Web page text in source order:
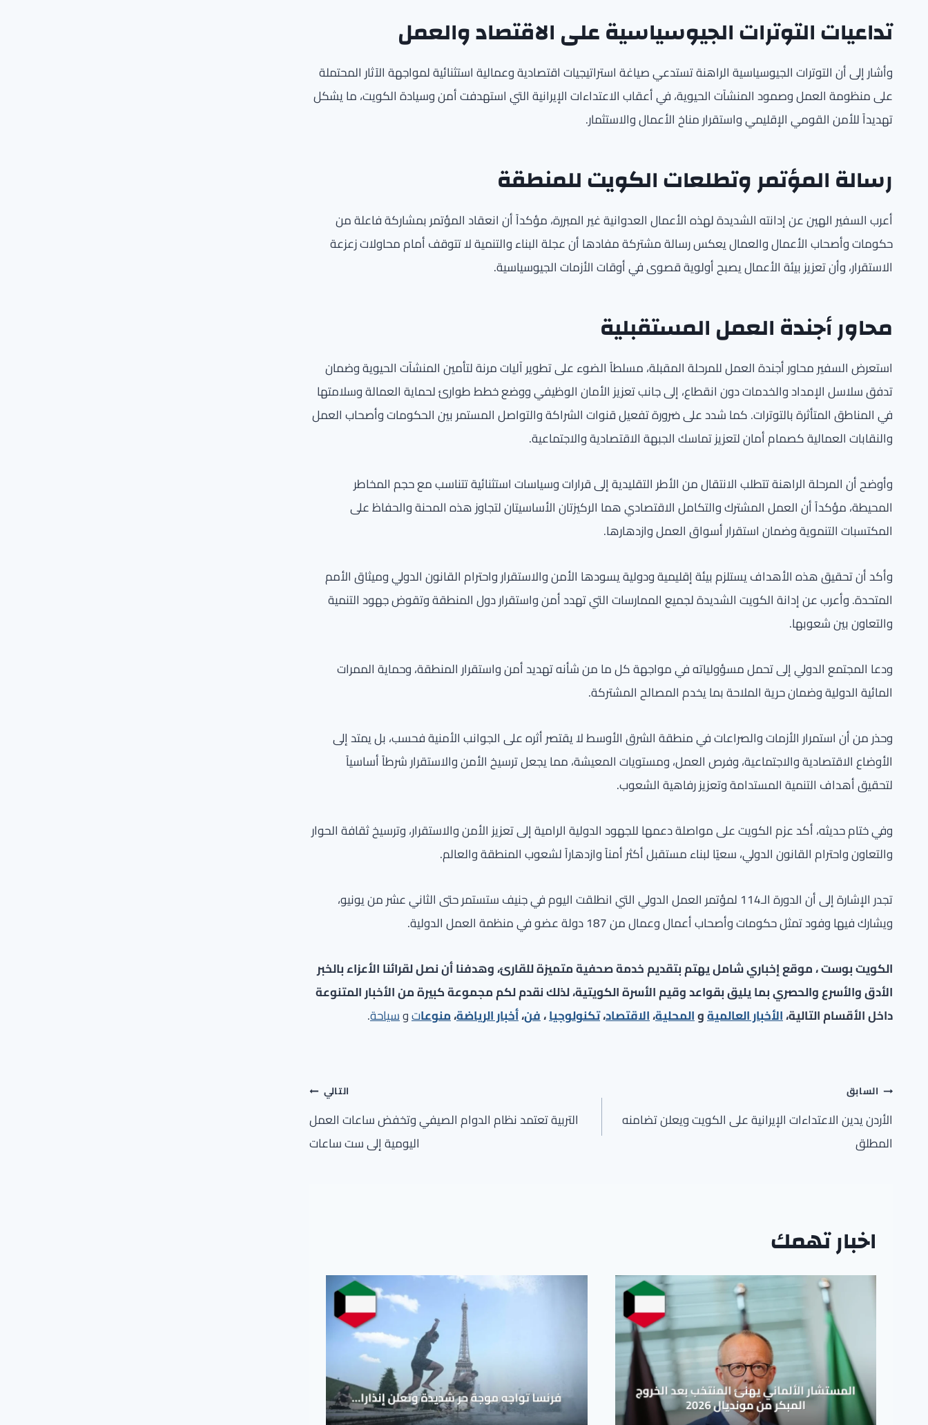
تداعيات التوترات الجيوسياسية على الاقتصاد والعمل
وأشار إلى أن التوترات الجيوسياسية الراهنة تستدعي صياغة استراتيجيات اقتصادية وعمالية استثنائية لمواجهة الآثار المحتملة
على منظومة العمل وصمود المنشآت الحيوية، في أعقاب الاعتداءات الإيرانية التي استهدفت أمن وسيادة الكويت، ما يشكل
تهديداً للأمن القومي الإقليمي واستقرار مناخ الأعمال والاستثمار.
رسالة المؤتمر وتطلعات الكويت للمنطقة
أعرب السفير الهين عن إدانته الشديدة لهذه الأعمال العدوانية غير المبررة، مؤكداً أن انعقاد المؤتمر بمشاركة فاعلة من
حكومات وأصحاب الأعمال والعمال يعكس رسالة مشتركة مفادها أن عجلة البناء والتنمية لا تتوقف أمام محاولات زعزعة
الاستقرار، وأن تعزيز بيئة الأعمال يصبح أولوية قصوى في أوقات الأزمات الجيوسياسية.
محاور أجندة العمل المستقبلية
استعرض السفير محاور أجندة العمل للمرحلة المقبلة، مسلطاً الضوء على تطوير آليات مرنة لتأمين المنشآت الحيوية وضمان
تدفق سلاسل الإمداد والخدمات دون انقطاع، إلى جانب تعزيز الأمان الوظيفي ووضع خطط طوارئ لحماية العمالة وسلامتها
في المناطق المتأثرة بالتوترات. كما شدد على ضرورة تفعيل قنوات الشراكة والتواصل المستمر بين الحكومات وأصحاب العمل
والنقابات العمالية كصمام أمان لتعزيز تماسك الجبهة الاقتصادية والاجتماعية.
وأوضح أن المرحلة الراهنة تتطلب الانتقال من الأطر التقليدية إلى قرارات وسياسات استثنائية تتناسب مع حجم المخاطر
المحيطة، مؤكداً أن العمل المشترك والتكامل الاقتصادي هما الركيزتان الأساسيتان لتجاوز هذه المحنة والحفاظ على
المكتسبات التنموية وضمان استقرار أسواق العمل وازدهارها.
وأكد أن تحقيق هذه الأهداف يستلزم بيئة إقليمية ودولية يسودها الأمن والاستقرار واحترام القانون الدولي وميثاق الأمم
المتحدة. وأعرب عن إدانة الكويت الشديدة لجميع الممارسات التي تهدد أمن واستقرار دول المنطقة وتقوض جهود التنمية
والتعاون بين شعوبها.
ودعا المجتمع الدولي إلى تحمل مسؤولياته في مواجهة كل ما من شأنه تهديد أمن واستقرار المنطقة، وحماية الممرات
المائية الدولية وضمان حرية الملاحة بما يخدم المصالح المشتركة.
وحذر من أن استمرار الأزمات والصراعات في منطقة الشرق الأوسط لا يقتصر أثره على الجوانب الأمنية فحسب، بل يمتد إلى
الأوضاع الاقتصادية والاجتماعية، وفرص العمل، ومستويات المعيشة، مما يجعل ترسيخ الأمن والاستقرار شرطاً أساسياً
لتحقيق أهداف التنمية المستدامة وتعزيز رفاهية الشعوب.
وفي ختام حديثه، أكد عزم الكويت على مواصلة دعمها للجهود الدولية الرامية إلى تعزيز الأمن والاستقرار، وترسيخ ثقافة الحوار
والتعاون واحترام القانون الدولي، سعيًا لبناء مستقبل أكثر أمناً وازدهاراً لشعوب المنطقة والعالم.
تجدر الإشارة إلى أن الدورة الـ114 لمؤتمر العمل الدولي التي انطلقت اليوم في جنيف ستستمر حتى الثاني عشر من يونيو،
ويشارك فيها وفود تمثل حكومات وأصحاب أعمال وعمال من 187 دولة عضو في منظمة العمل الدولية.
الكويت بوست ، موقع إخباري شامل يهتم بتقديم خدمة صحفية متميزة للقارئ، وهدفنا أن نصل لقرائنا الأعزاء بالخبر
الأدق والأسرع والحصري بما يليق بقواعد وقيم الأسرة الكويتية، لذلك نقدم لكم مجموعة كبيرة من الأخبار المتنوعة
داخل الأقسام التالية،الأخبار العالميةوالمحلية،الاقتصاد،تكنولوجيا،فن،أخبار الرياضة،منوعاتوسياحة.
تصفّح
المقالات
السابق
الأردن يدين الاعتداءات الإيرانية على الكويت ويعلن تضامنه
المطلق
التالي
التربية تعتمد نظام الدوام الصيفي وتخفض ساعات العمل
اليومية إلى ست ساعات
اخبار تهمك